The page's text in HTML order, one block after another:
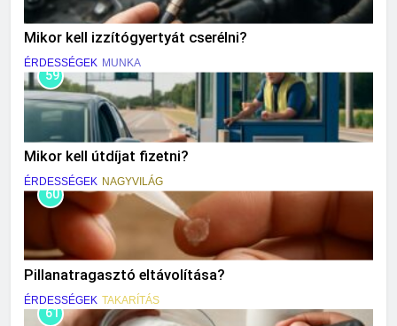
Mikor kell izzítógyertyát cserélni?
ÉRDESSÉGEK MUNKA
59
Mikor kell útdíjat fizetni?
ÉRDESSÉGEK NAGYVILÁG
60
Pillanatragasztó eltávolítása?
ÉRDESSÉGEK TAKARÍTÁS
61